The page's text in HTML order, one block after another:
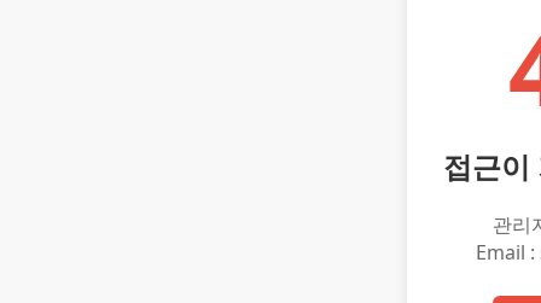
접근이
관리
Email